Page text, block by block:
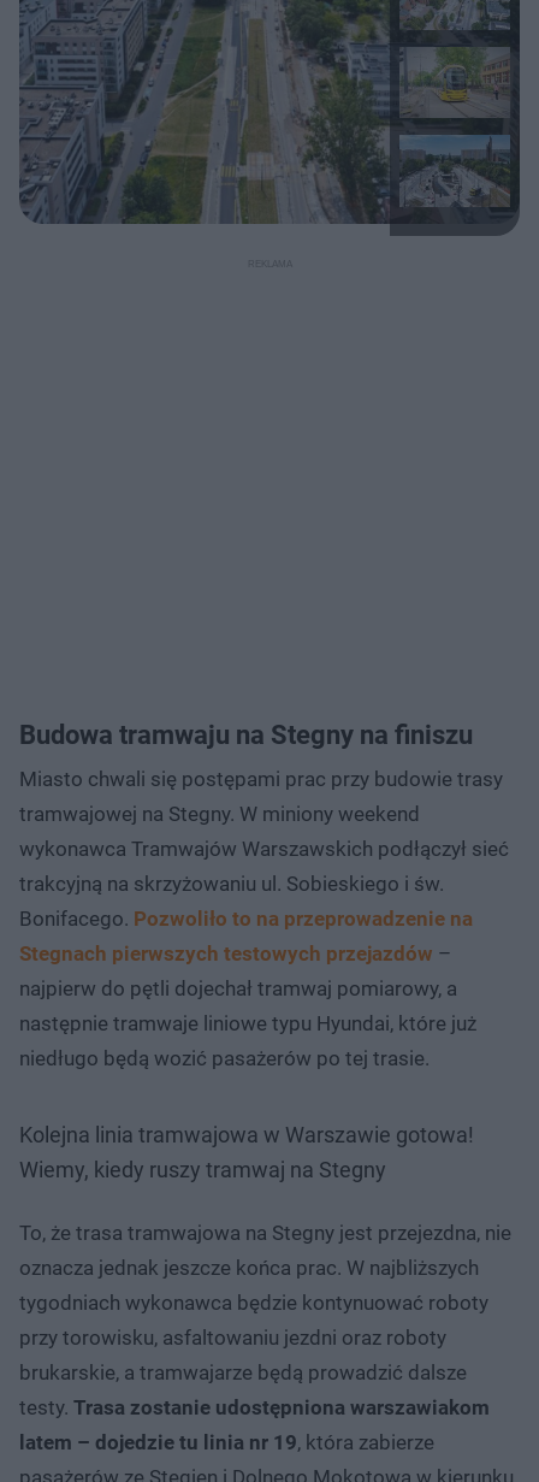
Budowa tramwaju na Stegny na finiszu
Miasto chwali się postępami prac przy budowie trasy
tramwajowej na Stegny. W miniony weekend
wykonawca Tramwajów Warszawskich podłączył sieć
trakcyjną na skrzyżowaniu ul. Sobieskiego i św.
Bonifacego. Pozwoliło to na przeprowadzenie na
Stegnach pierwszych testowych przejazdów –
najpierw do pętli dojechał tramwaj pomiarowy, a
następnie tramwaje liniowe typu Hyundai, które już
niedługo będą wozić pasażerów po tej trasie.
Kolejna linia tramwajowa w Warszawie gotowa!
Wiemy, kiedy ruszy tramwaj na Stegny
To, że trasa tramwajowa na Stegny jest przejezdna, nie
oznacza jednak jeszcze końca prac. W najbliższych
tygodniach wykonawca będzie kontynuować roboty
przy torowisku, asfaltowaniu jezdni oraz roboty
brukarskie, a tramwajarze będą prowadzić dalsze
testy. Trasa zostanie udostępniona warszawiakom
latem – dojedzie tu linia nr 19, która zabierze
pasażerów ze Stegien i Dolnego Mokotowa w kierunku